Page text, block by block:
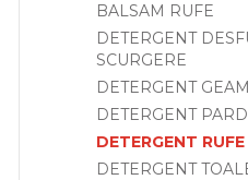
BALSAM RUFE
DETERGENT
SCURGERE
DETERGENT
DETERGENT
DETERGENT RUFE
DETERGENT